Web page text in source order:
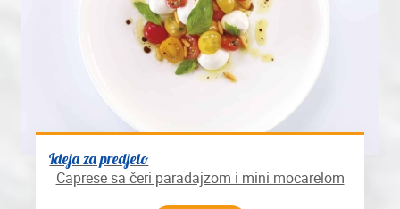
Ideja za predjelo
Caprese sa čeri paradajzom i mini mocarelom